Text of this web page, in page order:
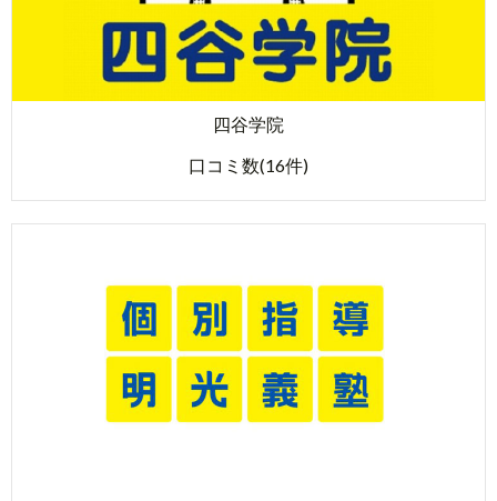
四谷学院
口コミ数(16件)